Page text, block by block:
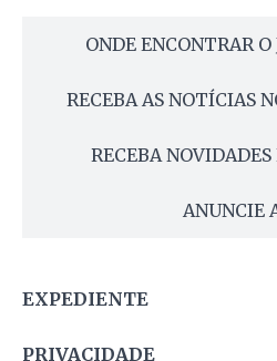
ONDE ENCONTRAR O
RECEBA AS NOTÍCIAS
RECEBA
ANUNCIE
EXPEDIENTE
PRIVACIDADE